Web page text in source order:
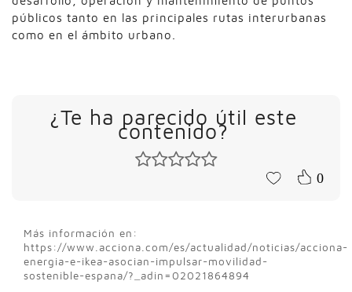
públicos tanto en las principales rutas interurbanas
como en el ámbito urbano.
¿Te ha parecido útil este
contenido?
0
Más información en:
https://www.acciona.com/es/actualidad/noticias/acciona-
energia-e-ikea-asocian-impulsar-movilidad-
sostenible-espana/?_adin=02021864894